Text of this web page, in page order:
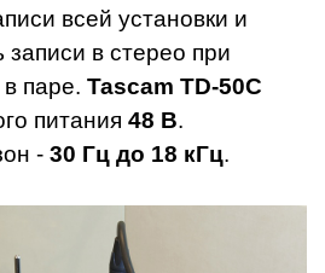
всей установки и
в стерео при
паре. Tascam TD-50C
питания 48 В.
- 30 Гц до 18 кГц.